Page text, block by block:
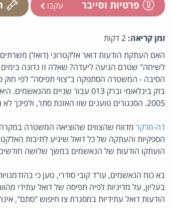
פרטיות וסייבר עקבו
זמן קריאה:
האם העתקת הודעות דואר אלקטרוני (דואל)
לשיחה" שטרם הגיעה ליעדה? שאלה זו נדונה
הסיבה - המשטרה הסתפקה ב"צווי תפיסה" לפי חוק
בזק בינלאומי וברק 013 עבור
2005. הסנגורים טוענים שזו האזנת סתר, ולפיכך לא ניתן להשתמש בראיות שנאספו שלא לפי צו האזנת סתר כדין.
דה-מרקרמדווח שהצווים שהוציאה המשטרה
הועתקו הודעות של הנאשמים במשך שלושה
בא כוח הנאשמים, עו"ד קובי סודרי, טען כי
בעליון, על מדיניות לפיה תפיסה של דואל עתידי
הודעות דואל עתידיות במסגרת צו חיפוש "סתם",